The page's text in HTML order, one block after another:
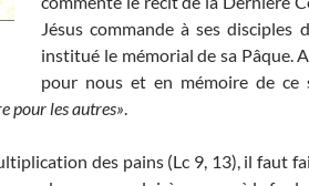
Jésus commande à ses disciples
institué le mémorial de sa Pâque.
pour nous et en mémoire de ce
pour les autres».
des pains (Lc 9, 13), il faut